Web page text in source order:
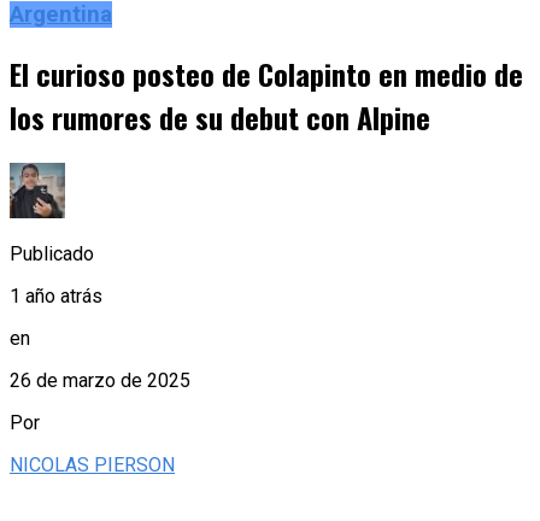
Argentina
El curioso posteo de Colapinto en medio de
los rumores de su debut con Alpine
Publicado
1 año atrás
en
26 de marzo de 2025
Por
NICOLAS PIERSON